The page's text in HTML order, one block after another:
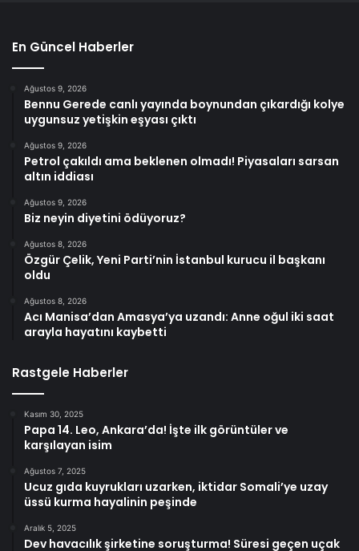
En Güncel Haberler
Ağustos 9, 2026
Bennu Gerede canlı yayında boynundan çıkardığı kolye
uygunsuz yetişkin eşyası çıktı
Ağustos 9, 2026
Petrol çakıldı ama beklenen olmadı! Piyasaları sarsan
altın iddiası
Ağustos 9, 2026
Biz neyin diyetini ödüyoruz?
Ağustos 8, 2026
Özgür Çelik, Yeni Parti’nin İstanbul kurucu il başkanı
oldu
Ağustos 8, 2026
Acı Manisa’dan Amasya’ya uzandı: Anne oğul iki saat
arayla hayatını kaybetti
Rastgele Haberler
Kasım 30, 2025
Papa 14. Leo, Ankara’da! İşte ilk görüntüler ve
karşılayan isim
Ağustos 7, 2025
Ucuz gıda kuyrukları uzarken, iktidar Somali’ye uzay
üssü kurma hayalinin peşinde
Aralık 5, 2025
Dev havacılık şirketine soruşturma! Süresi geçen uçak